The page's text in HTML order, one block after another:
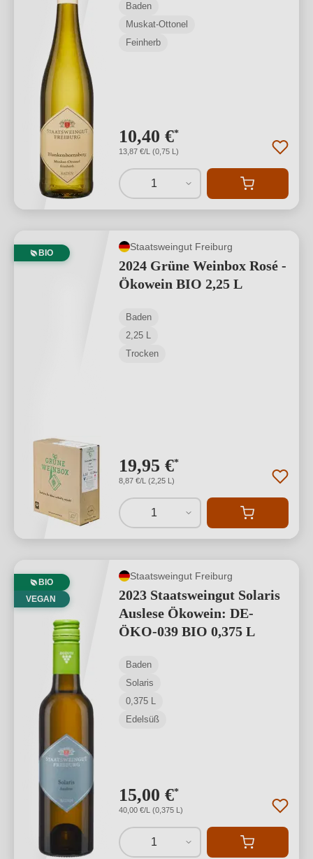
Baden
Muskat-Ottonel
Feinherb
10,40 €*
13,87 €/L (0,75 L)
1
BIO
Staatsweingut Freiburg
2024 Grüne Weinbox Rosé -
Ökowein BIO 2,25 L
Baden
2,25 L
Trocken
19,95 €*
8,87 €/L (2,25 L)
1
BIO
VEGAN
Staatsweingut Freiburg
2023 Staatsweingut Solaris
Auslese Ökowein: DE-
ÖKO-039 BIO 0,375 L
Baden
Solaris
0,375 L
Edelsüß
15,00 €*
40,00 €/L (0,375 L)
1